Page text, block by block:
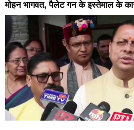
मोहन भागवत, पैलेट गन के इस्तेमाल के